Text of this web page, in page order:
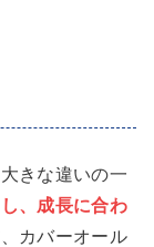
きな違いの一
、成長に合わ
カバーオール